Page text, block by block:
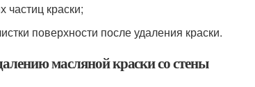
краски;
поверхности после удаления краски.
масляной краски со стены